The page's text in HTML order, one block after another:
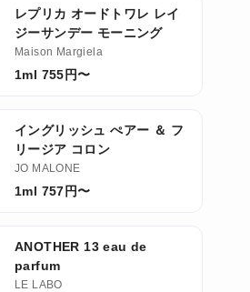
レプリカ オードトワレ レイ
ジーサンデー モーニング
Maison Margiela
1ml 755円〜
イングリッシュ ぺアー ＆ フ
リージア コロン
JO MALONE
1ml 757円〜
ANOTHER 13 eau de
parfum
LE LABO